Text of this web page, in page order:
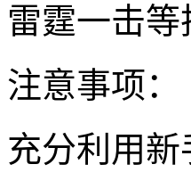
雷霆一击等
注意事项：
充分利用